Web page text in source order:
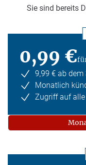
Sie sind bereits
0,99 €
9,99 € ab
Monatlich
Zugriff auf